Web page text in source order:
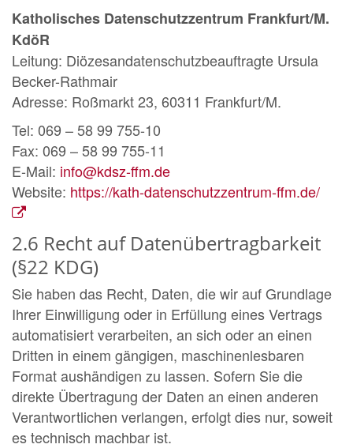
Katholisches Datenschutzzentrum Frankfurt/M.
KdöR
Leitung: Diözesandatenschutzbeauftragte Ursula
Becker-Rathmair
Adresse: Roßmarkt 23, 60311 Frankfurt/M.
Tel: 069 – 58 99 755-10
Fax: 069 – 58 99 755-11
E-Mail: info@kdsz-ffm.de
Website: https://kath-datenschutzzentrum-ffm.de/
2.6 Recht auf Datenübertragbarkeit
(§22 KDG)
Sie haben das Recht, Daten, die wir auf Grundlage
Ihrer Einwilligung oder in Erfüllung eines Vertrags
automatisiert verarbeiten, an sich oder an einen
Dritten in einem gängigen, maschinenlesbaren
Format aushändigen zu lassen. Sofern Sie die
direkte Übertragung der Daten an einen anderen
Verantwortlichen verlangen, erfolgt dies nur, soweit
es technisch machbar ist.